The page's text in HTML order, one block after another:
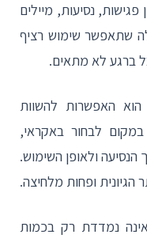
נסיעות, מיילים
שתאפשר שימוש רציף
ברגע לא מתאים.
היתרון של טוריסמו TOUReSIMO הוא האפשרות להשוות
במקום לבחור באקראי,
ולאופן השימוש.
הגיונית ופחות מלחיצה.
נמדדת רק בכמות